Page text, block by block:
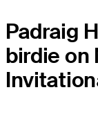
Padraig
birdie on